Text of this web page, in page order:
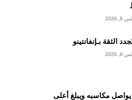
الثقة بـإنفانتينو
مكاسبه ويبلغ أعلى